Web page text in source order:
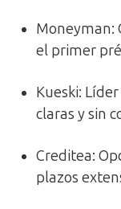
Moneyman:
el primer
Kueski:
claras y sin
Creditea:
plazos